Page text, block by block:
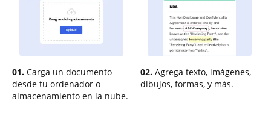
01. Carga un documento
desde tu ordenador o
almacenamiento en la nube.
02. Agrega texto, imágenes,
dibujos, formas, y más.